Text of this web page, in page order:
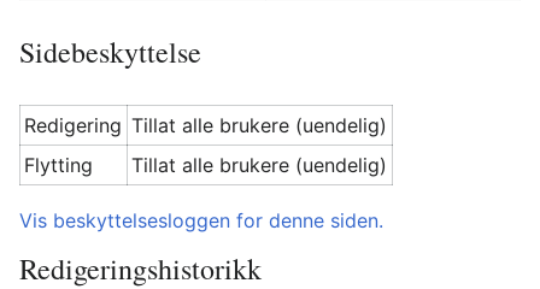
Sidebeskyttelse
Redigering Tillat alle brukere (uendelig)
Flytting
Tillat alle brukere (uendelig)
Vis beskyttelsesloggen for denne siden.
Redigeringshistorikk